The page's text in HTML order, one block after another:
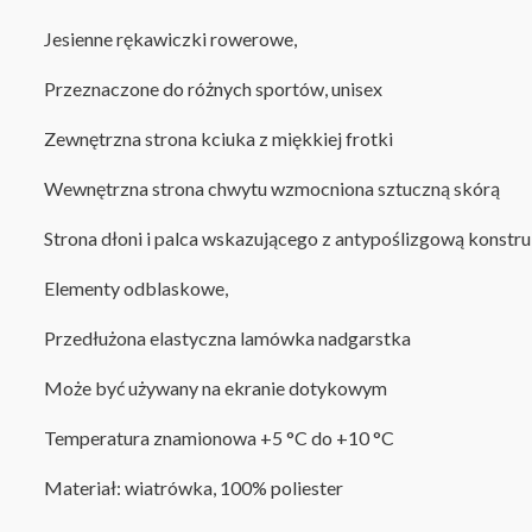
Jesienne rękawiczki rowerowe,
Przeznaczone do różnych sportów, unisex
Zewnętrzna strona kciuka z miękkiej frotki
Wewnętrzna strona chwytu wzmocniona sztuczną skórą
Strona dłoni i palca wskazującego z antypoślizgową
Elementy odblaskowe,
Przedłużona elastyczna lamówka nadgarstka
Może być używany na ekranie dotykowym
Temperatura znamionowa +5 °C do +10 °C
Materiał: wiatrówka, 100% poliester